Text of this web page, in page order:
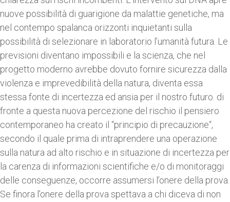
nuove possibilità di guarigione da malattie genetiche, ma
nel contempo spalanca orizzonti inquietanti sulla
possibilità di selezionare in laboratorio l’umanità futura. Le
previsioni diventano impossibili e la scienza, che nel
progetto moderno avrebbe dovuto fornire sicurezza dalla
violenza e imprevedibilità della natura, diventa essa
stessa fonte di incertezza ed ansia per il nostro futuro. di
fronte a questa nuova percezione del rischio il pensiero
contemporaneo ha creato il “principio di precauzione“,
secondo il quale prima di intraprendere una operazione
sulla natura ad alto rischio e in situazione di incertezza per
la carenza di informazioni scientifiche e/o di monitoraggi
delle conseguenze, occorre assumersi l’onere della prova.
Se finora l’onere della prova spettava a chi diceva di non